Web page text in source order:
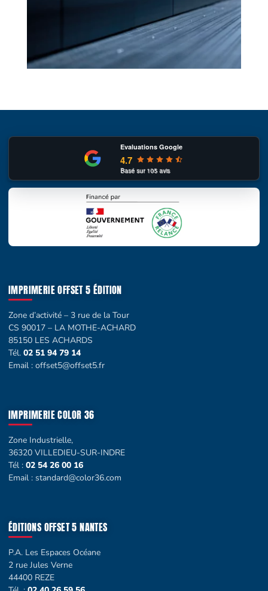
Evaluations Google
4.7
Basé sur105avis
IMPRIMERIE OFFSET 5 ÉDITION
Zone d’activité – 3 rue de la Tour
CS 90017 – LA MOTHE-ACHARD
85150 LES ACHARDS
Tél. 02 51 94 79 14
Email : offset5@offset5.fr
IMPRIMERIE COLOR 36
Zone Industrielle,
36320 VILLEDIEU-SUR-INDRE
Tél : 02 54 26 00 16
Email : standard@color36.com
ÉDITIONS OFFSET 5 NANTES
P.A. Les Espaces Océane
2 rue Jules Verne
44400 REZE